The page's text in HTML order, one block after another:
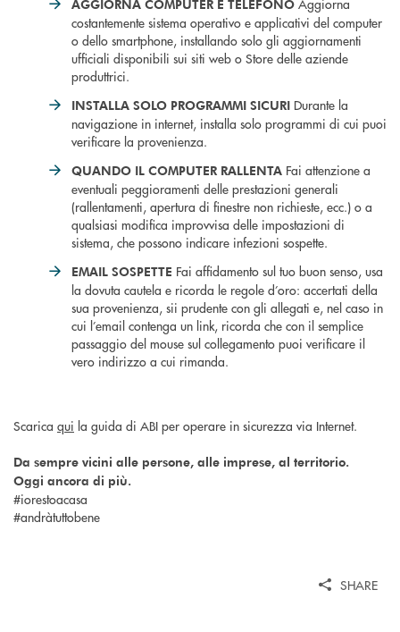
AGGIORNA COMPUTER E TELEFONO Aggiorna
costantemente sistema operativo e applicativi del computer
o dello smartphone, installando solo gli aggiornamenti
ufficiali disponibili sui siti web o Store delle aziende
produttrici.
INSTALLA SOLO PROGRAMMI SICURI Durante la
navigazione in internet, installa solo programmi di cui puoi
verificare la provenienza.
QUANDO IL COMPUTER RALLENTA Fai attenzione a
eventuali peggioramenti delle prestazioni generali
(rallentamenti, apertura di finestre non richieste, ecc.) o a
qualsiasi modifica improvvisa delle impostazioni di
sistema, che possono indicare infezioni sospette.
EMAIL SOSPETTE Fai affidamento sul tuo buon senso, usa
la dovuta cautela e ricorda le regole d’oro: accertati della
sua provenienza, sii prudente con gli allegati e, nel caso in
cui l’email contenga un link, ricorda che con il semplice
passaggio del mouse sul collegamento puoi verificare il
vero indirizzo a cui rimanda.
Scarica qui la guida di ABI per operare in sicurezza via Internet.
Da sempre vicini alle persone, alle imprese, al territorio.
Oggi ancora di più.
#iorestoacasa
#andràtuttobene
SHARE